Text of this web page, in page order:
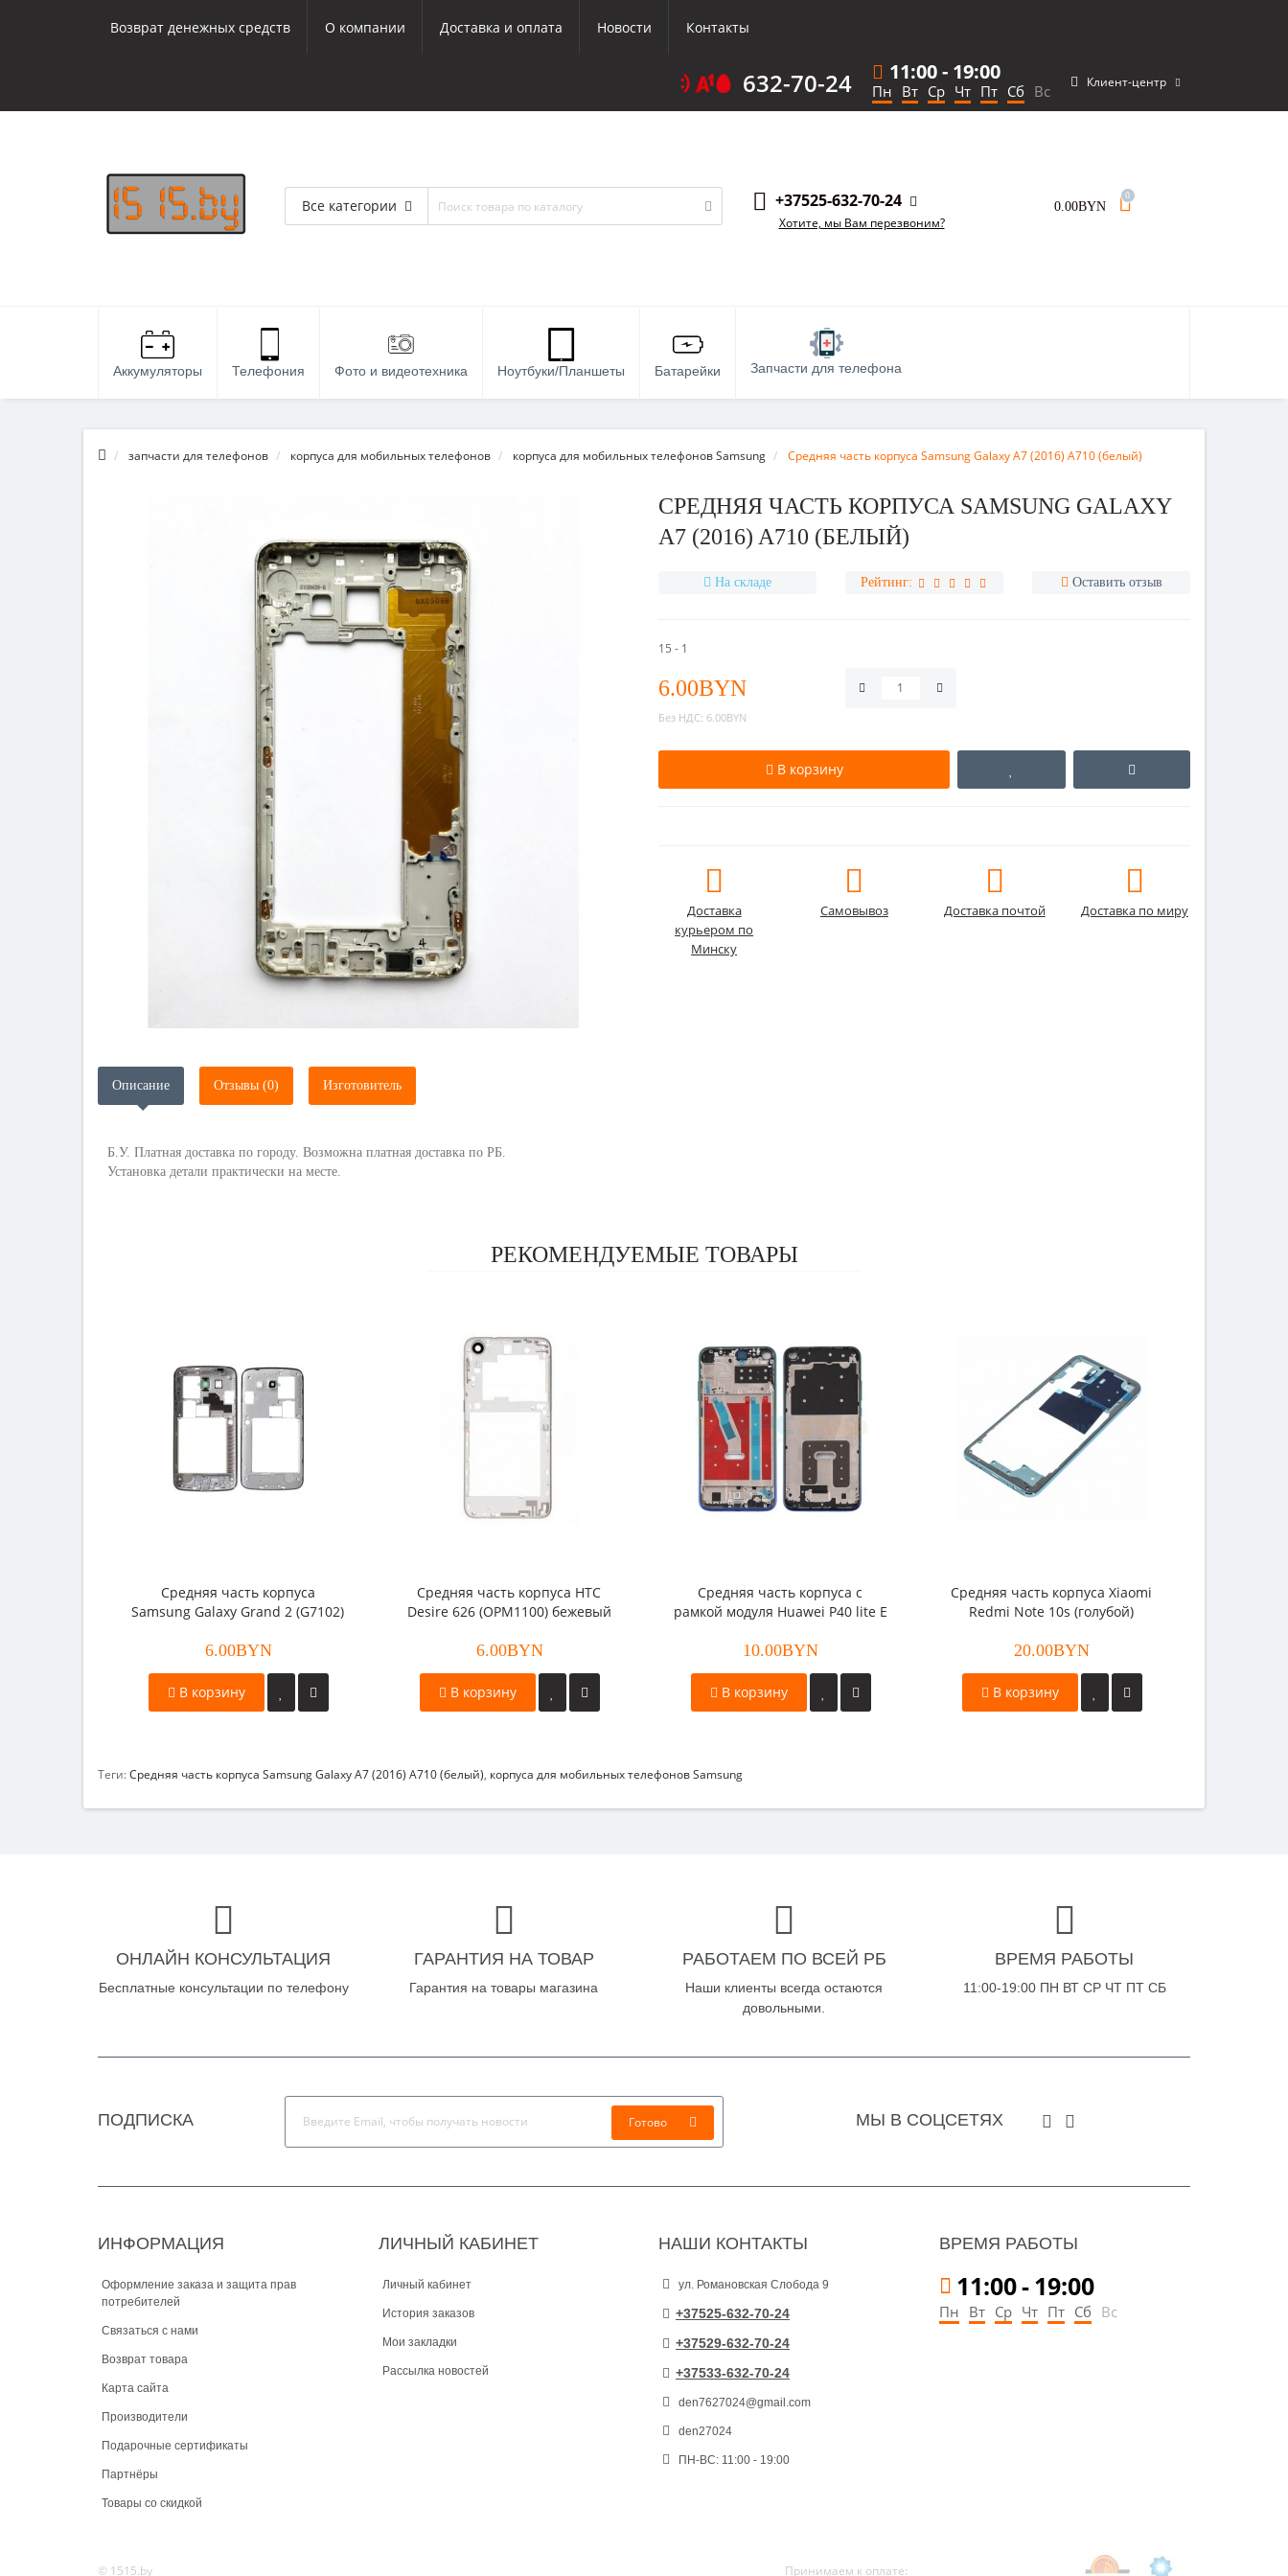
Возврат денежных средств О компании Доставка и оплата Новости Контакты
632-70-24 11:00- 19:00
Пн Вт Ср Чт Пт Сб Вс Клиент-центр
Все категории +37525-632-70-24
Хотите, мы Вам перезвоним?
0.00BYN
0
Аккумуляторы Телефония Фото и видеотехника Ноутбуки/Планшеты Батарейки Запчасти для телефона
запчасти для телефонов корпуса для мобильных телефонов корпуса для мобильных телефонов Samsung Средняя часть корпуса Samsung Galaxy A7 (2016) A710 (белый)
СРЕДНЯЯ ЧАСТЬ КОРПУСА SAMSUNG GALAXY
A7 (2016) A710 (БЕЛЫЙ)
На складе Рейтинг: Оставить отзыв
15 - 1
6.00BYN
Без НДС: 6.00BYN
В корзину
Доставка
курьером по
Минску
Самовывоз Доставка почтой Доставка по миру
Описание Отзывы (0) Изготовитель
Б.У. Платная доставка по городу. Возможна платная доставка по РБ.
Установка детали практически на месте.
РЕКОМЕНДУЕМЫЕ ТОВАРЫ
Средняя часть корпуса
Samsung Galaxy Grand 2 (G7102)
6.00BYN
В корзину
Средняя часть корпуса HTC
Desire 626 (OPM1100) бежевый
6.00BYN
В корзину
Средняя часть корпуса с
рамкой модуля Huawei P40 lite E
10.00BYN
В корзину
Средняя часть корпуса Xiaomi
Redmi Note 10s (голубой)
20.00BYN
В корзину
Теги:Средняя часть корпуса Samsung Galaxy A7 (2016) A710 (белый), корпуса для мобильных телефонов Samsung
ОНЛАЙН КОНСУЛЬТАЦИЯ
Бесплатные консультации по телефону
ГАРАНТИЯ НА ТОВАР
Гарантия на товары магазина
РАБОТАЕМ ПО ВСЕЙ РБ
Наши клиенты всегда остаются
довольными.
ВРЕМЯ РАБОТЫ
11:00-19:00 ПН ВТ СР ЧТ ПТ СБ
ПОДПИСКА Готово МЫ В СОЦСЕТЯХ
ИНФОРМАЦИЯ
Оформление заказа и защита прав
потребителей
Связаться с нами
Возврат товара
Карта сайта
Производители
Подарочные сертификаты
Партнёры
Товары со скидкой
ЛИЧНЫЙ КАБИНЕТ
Личный кабинет
История заказов
Мои закладки
Рассылка новостей
НАШИ КОНТАКТЫ
ул. Романовская Слобода 9
+37525-632-70-24
+37529-632-70-24
+37533-632-70-24
den7627024@gmail.com
den27024
ПН-ВС: 11:00 - 19:00
ВРЕМЯ РАБОТЫ
11:00-19:00
Пн Вт Ср Чт Пт Сб Вс
© 1515.by Принимаем к оплате: